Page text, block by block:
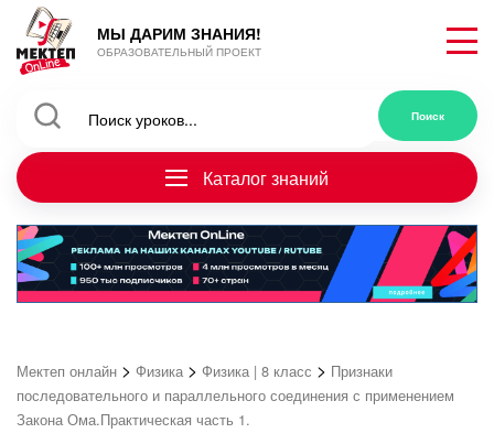
МЫ ДАРИМ ЗНАНИЯ!
ОБРАЗОВАТЕЛЬНЫЙ ПРОЕКТ
Каталог знаний
Мектеп онлайн > Физика > Физика | 8 класс > Признаки
последовательного и параллельного соединения с применением
Закона Ома.Практическая часть 1.